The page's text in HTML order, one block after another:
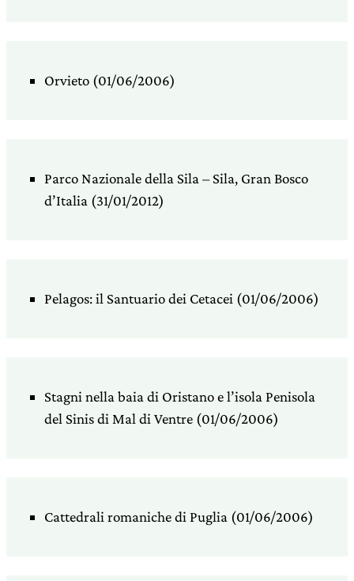
Orvieto (01/06/2006)
Parco Nazionale della Sila – Sila, Gran Bosco
d’Italia (31/01/2012)
Pelagos: il Santuario dei Cetacei (01/06/2006)
Stagni nella baia di Oristano e l’isola Penisola
del Sinis di Mal di Ventre (01/06/2006)
Cattedrali romaniche di Puglia (01/06/2006)